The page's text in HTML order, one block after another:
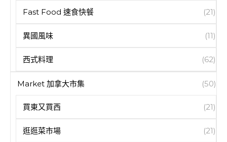
Fast Food 速食快餐 (21)
異國風味 (11)
西式料理 (62)
Market 加拿大市集 (50)
買東又買西 (21)
逛逛菜市場 (21)